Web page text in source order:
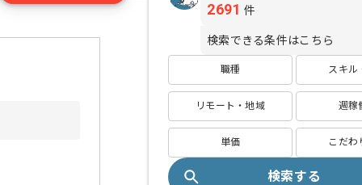
2691 件
検索できる条件はこちら
職種 スキル
リモート・地域 週稼
単価 こだわ
検索する